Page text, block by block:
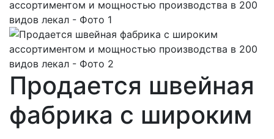
Продается швейная
фабрика с широким